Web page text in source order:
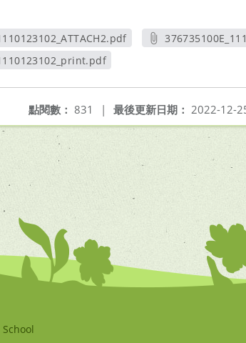
另開新視窗
最後更新日期： 2022-12-
點閱數： 831 |